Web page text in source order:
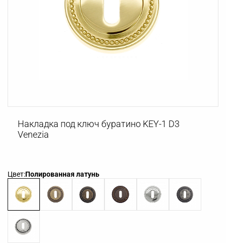
Накладка под ключ буратино KEY-1 D3
Venezia
Цвет:Полированная латунь